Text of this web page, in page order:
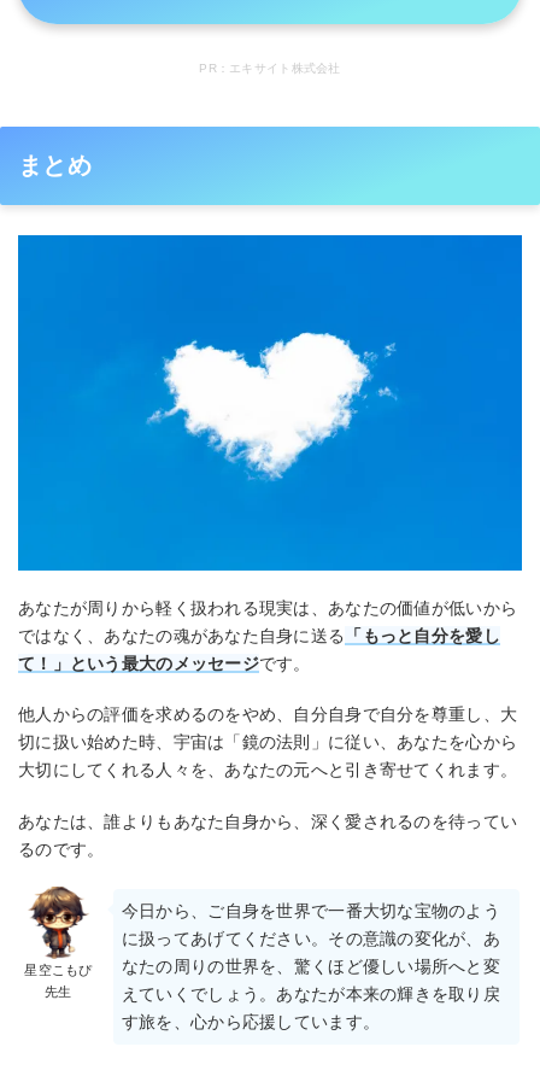
PR：エキサイト株式会社
まとめ
あなたが周りから軽く扱われる現実は、あなたの価値が低いから
ではなく、あなたの魂があなた自身に送る
「もっと自分を愛し
て！」という最大のメッセージです。
他人からの評価を求めるのをやめ、自分自身で自分を尊重し、大
切に扱い始めた時、宇宙は「鏡の法則」に従い、あなたを心から
大切にしてくれる人々を、あなたの元へと引き寄せてくれます。
あなたは、誰よりもあなた自身から、深く愛されるのを待ってい
るのです。
星空こもぴ
先生
今日から、ご自身を世界で一番大切な宝物のよう
に扱ってあげてください。その意識の変化が、あ
なたの周りの世界を、驚くほど優しい場所へと変
えていくでしょう。あなたが本来の輝きを取り戻
す旅を、心から応援しています。